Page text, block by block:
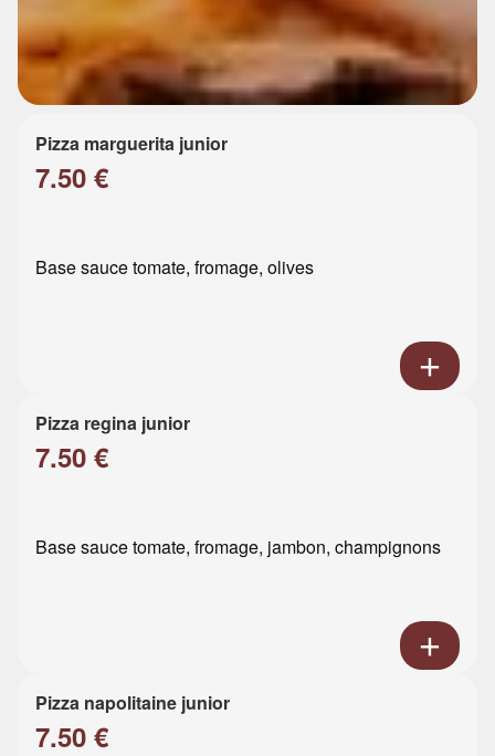
Pizza marguerita junior
7.50 €
Base sauce tomate, fromage, olives
Pizza regina junior
7.50 €
Base sauce tomate, fromage, jambon, champignons
Pizza napolitaine junior
7.50 €